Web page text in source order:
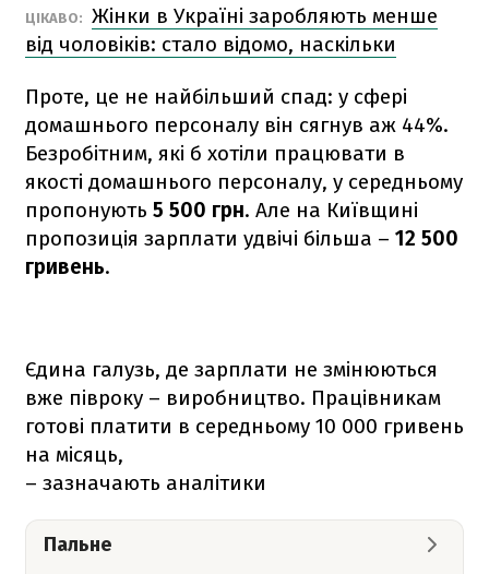
ЦІКАВО: Жінки в Україні заробляють менше
від чоловіків: стало відомо, наскільки
Проте, це не найбільший спад: у сфері
домашнього персоналу він сягнув аж 44%.
Безробітним, які б хотіли працювати в
якості домашнього персоналу, у середньому
пропонують 5 500 грн. Але на Київщині
пропозиція зарплати удвічі більша – 12 500
гривень.
Єдина галузь, де зарплати не змінюються
вже півроку – виробництво. Працівникам
готові платити в середньому 10 000 гривень
на місяць,
– зазначають аналітики
Пальне